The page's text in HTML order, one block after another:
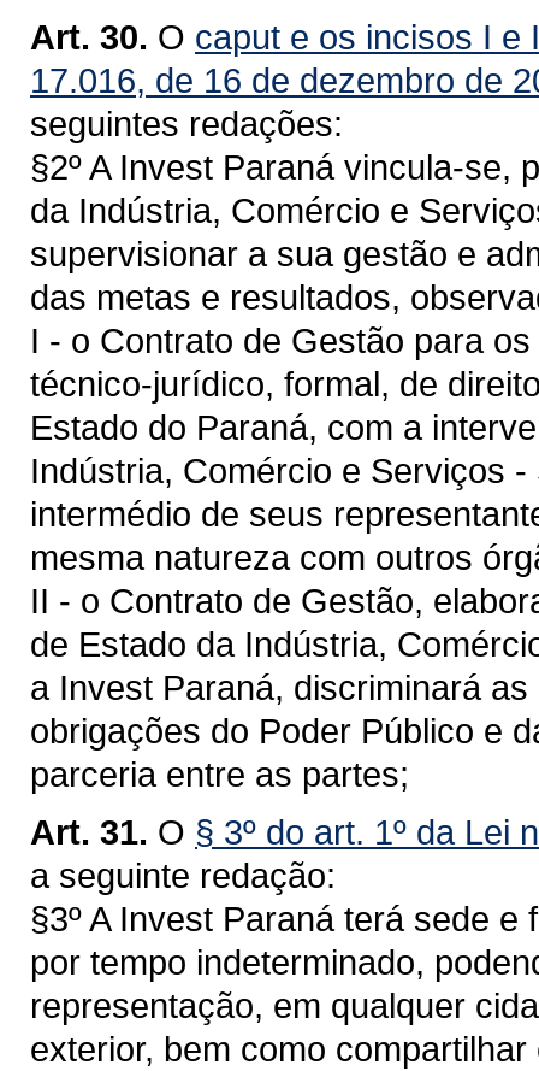
Art. 30. O caput e os incisos I e
17.016, de 16 de dezembro de
seguintes redações:
§2º A Invest Paraná vincula-se,
da Indústria, Comércio e
supervisionar a sua gestão e
das metas e resultados,
I - o Contrato de Gestão para
técnico-jurídico, formal, de
Estado do Paraná, com a
Indústria, Comércio e Serviços
intermédio de seus
mesma natureza com outros
II - o Contrato de Gestão,
de Estado da Indústria,
a Invest Paraná, discriminará
obrigações do Poder Público e
parceria entre as partes;
Art. 31. O § 3º do art. 1º da Lei
a seguinte redação:
§3º A Invest Paraná terá sede
por tempo indeterminado,
representação, em qualquer
exterior, bem como